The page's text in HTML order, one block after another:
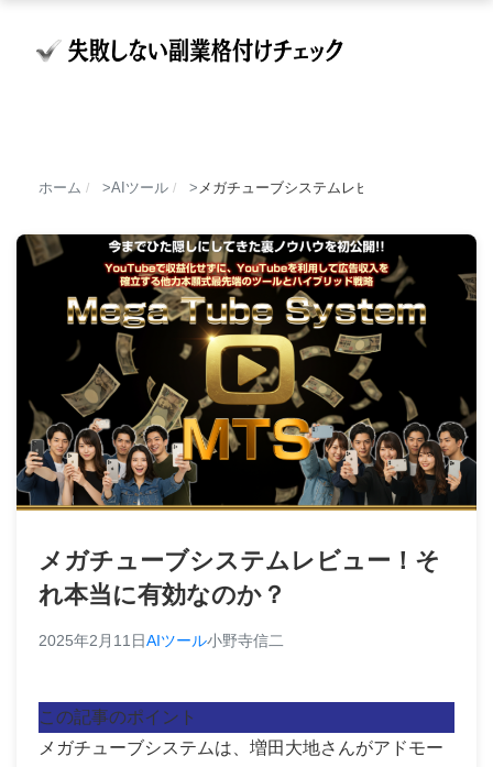
ホーム / AIツール / メガチューブシステムレビュー！それ本当に
メガチューブシステムレビュー！そ
れ本当に有効なのか？
2025年2月11日AIツール小野寺信二
この記事のポイント
メガチューブシステムは、増田大地さんがアドモー